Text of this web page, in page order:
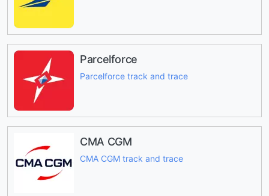
Parcelforce
Parcelforce track and trace
CMA CGM
CMA CGM track and trace